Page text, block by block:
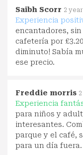
Saibh Scorr 2
Experiencia
encantadores,
cafetería por
diminuto! Sabía
ese precio.
Freddie morris
Experiencia
para niños y
interesantes.
parque y el café,
para un día fuera.